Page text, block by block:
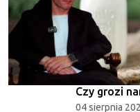
Czy grozi
04 sierpnia